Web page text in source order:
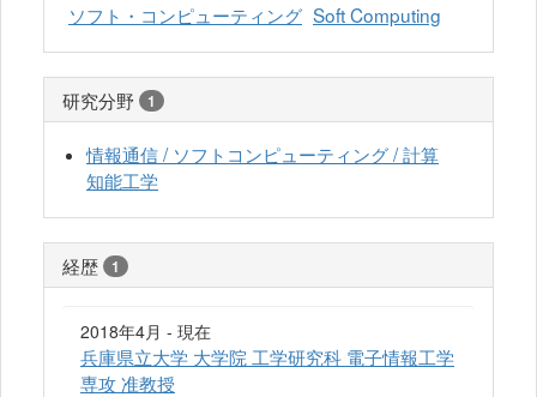
ソフト・コンピューティング Soft Computing
研究分野 1
情報通信 / ソフトコンピューティング / 計算
知能工学
経歴 1
2018年4月 - 現在
兵庫県立大学 大学院 工学研究科 電子情報工学
専攻 准教授